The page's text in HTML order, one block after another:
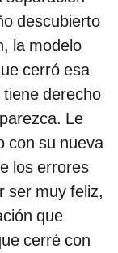
descubierto
la modelo
cerró esa
tiene derecho
Le
con su nueva
los errores
ser muy feliz,
que
cerré con